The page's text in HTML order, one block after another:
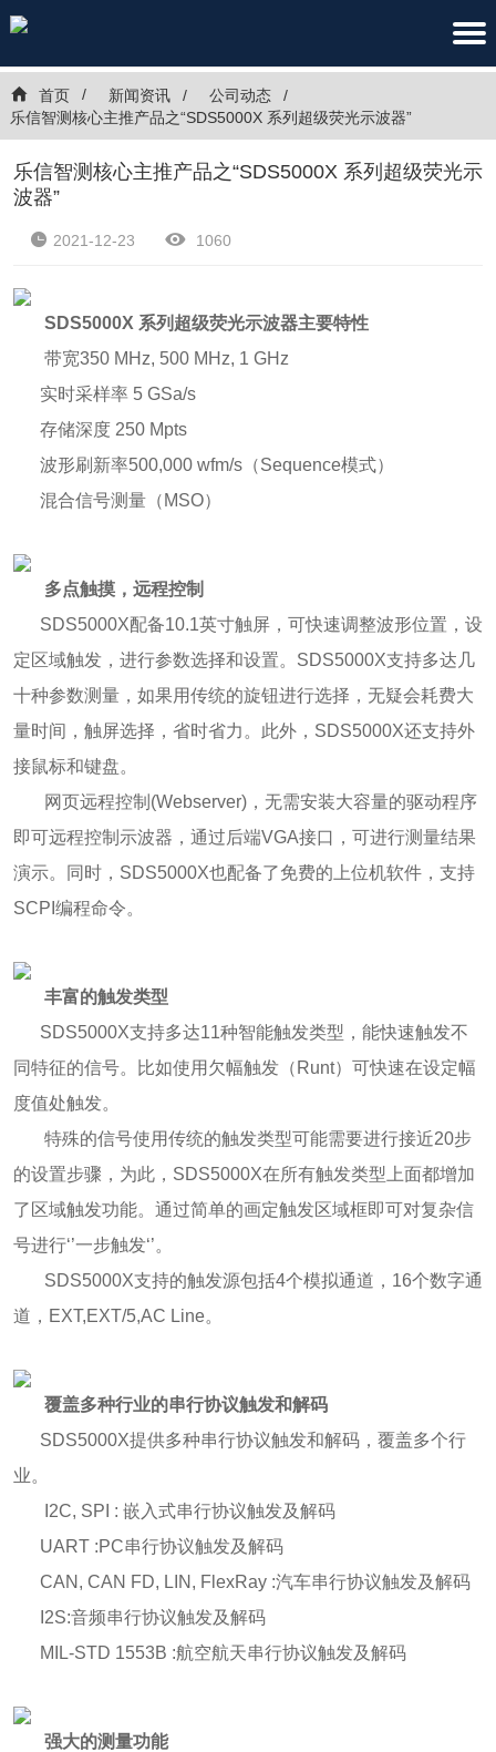
首页 新闻资讯
公司动态
乐信智测核心主推产品之“SDS5000X 系列超级荧光示波器”
乐信智测核心主推产品之“SDS5000X 系列超级荧光示
波器”
2021-12-23 1060
SDS5000X 系列超级荧光示波器主要特性
带宽350 MHz, 500 MHz, 1 GHz
实时采样率 5 GSa/s
存储深度 250 Mpts
波形刷新率500,000 wfm/s（Sequence模式）
混合信号测量（MSO）
多点触摸，远程控制
SDS5000X配备10.1英寸触屏，可快速调整波形位置，设
定区域触发，进行参数选择和设置。SDS5000X支持多达几
十种参数测量，如果用传统的旋钮进行选择，无疑会耗费大
量时间，触屏选择，省时省力。此外，SDS5000X还支持外
接鼠标和键盘。
网页远程控制(Webserver)，无需安装大容量的驱动程序
即可远程控制示波器，通过后端VGA接口，可进行测量结果
演示。同时，SDS5000X也配备了免费的上位机软件，支持
SCPI编程命令。
丰富的触发类型
SDS5000X支持多达11种智能触发类型，能快速触发不
同特征的信号。比如使用欠幅触发（Runt）可快速在设定幅
度值处触发。
特殊的信号使用传统的触发类型可能需要进行接近20步
的设置步骤，为此，SDS5000X在所有触发类型上面都增加
了区域触发功能。通过简单的画定触发区域框即可对复杂信
号进行‘’一步触发‘’。
SDS5000X支持的触发源包括4个模拟通道，16个数字通
道，EXT,EXT/5,AC Line。
覆盖多种行业的串行协议触发和解码
SDS5000X提供多种串行协议触发和解码，覆盖多个行
业。
I2C, SPI : 嵌入式串行协议触发及解码
UART :PC串行协议触发及解码
CAN, CAN FD, LIN, FlexRay :汽车串行协议触发及解码
I2S:音频串行协议触发及解码
MIL-STD 1553B :航空航天串行协议触发及解码
强大的测量功能